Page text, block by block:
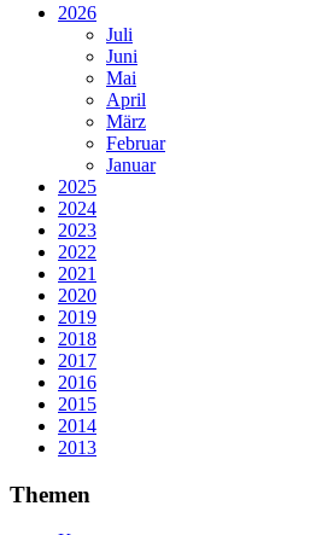
2026
Juli
Juni
Mai
April
März
Februar
Januar
2025
2024
2023
2022
2021
2020
2019
2018
2017
2016
2015
2014
2013
Themen